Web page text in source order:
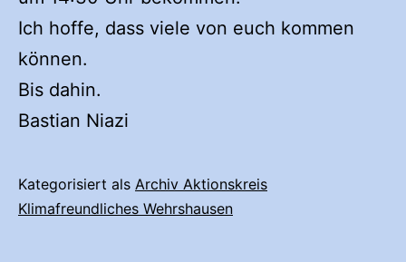
Ich hoffe, dass viele von euch kommen
können.
Bis dahin.
Bastian Niazi
Kategorisiert als Archiv Aktionskreis
Klimafreundliches Wehrshausen